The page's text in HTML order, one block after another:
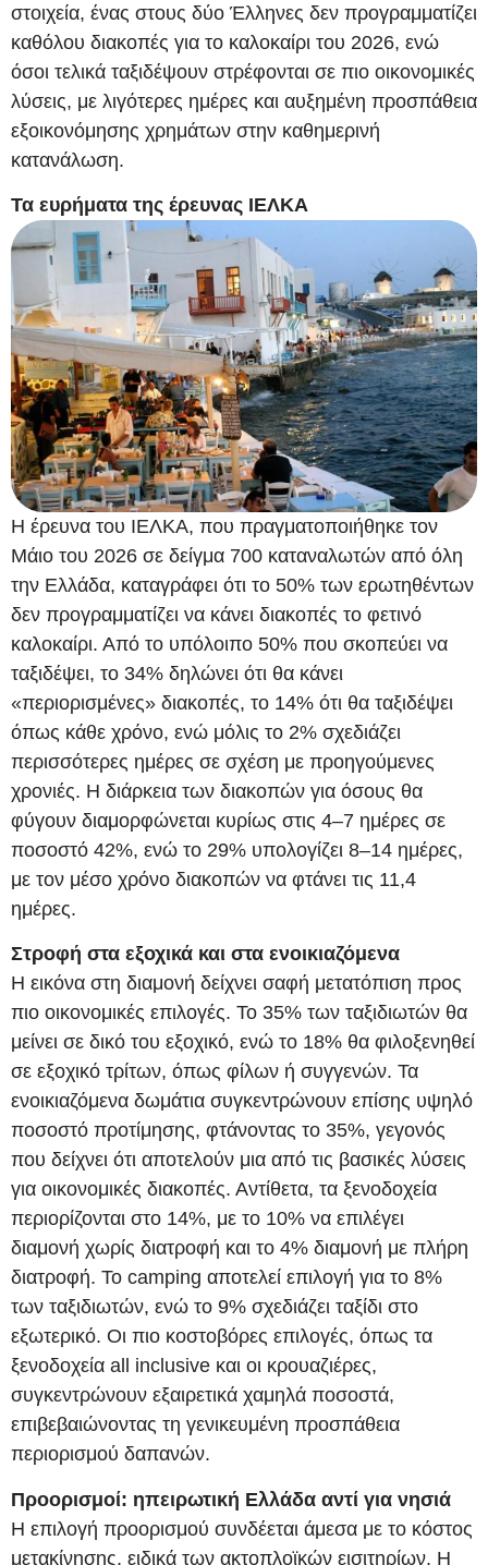
στοιχεία, ένας στους δύο Έλληνες δεν προγραμματίζει
καθόλου διακοπές για το καλοκαίρι του 2026, ενώ
όσοι τελικά ταξιδέψουν στρέφονται σε πιο οικονομικές
λύσεις, με λιγότερες ημέρες και αυξημένη προσπάθεια
εξοικονόμησης χρημάτων στην καθημερινή
κατανάλωση.
Τα ευρήματα της έρευνας ΙΕΛΚΑ
Η έρευνα του ΙΕΛΚΑ, που πραγματοποιήθηκε τον
Μάιο του 2026 σε δείγμα 700 καταναλωτών από όλη
την Ελλάδα, καταγράφει ότι το 50% των ερωτηθέντων
δεν προγραμματίζει να κάνει διακοπές το φετινό
καλοκαίρι. Από το υπόλοιπο 50% που σκοπεύει να
ταξιδέψει, το 34% δηλώνει ότι θα κάνει
«περιορισμένες» διακοπές, το 14% ότι θα ταξιδέψει
όπως κάθε χρόνο, ενώ μόλις το 2% σχεδιάζει
περισσότερες ημέρες σε σχέση με προηγούμενες
χρονιές. Η διάρκεια των διακοπών για όσους θα
φύγουν διαμορφώνεται κυρίως στις 4–7 ημέρες σε
ποσοστό 42%, ενώ το 29% υπολογίζει 8–14 ημέρες,
με τον μέσο χρόνο διακοπών να φτάνει τις 11,4
ημέρες.
Στροφή στα εξοχικά και στα ενοικιαζόμενα
Η εικόνα στη διαμονή δείχνει σαφή μετατόπιση προς
πιο οικονομικές επιλογές. Το 35% των ταξιδιωτών θα
μείνει σε δικό του εξοχικό, ενώ το 18% θα φιλοξενηθεί
σε εξοχικό τρίτων, όπως φίλων ή συγγενών. Τα
ενοικιαζόμενα δωμάτια συγκεντρώνουν επίσης υψηλό
ποσοστό προτίμησης, φτάνοντας το 35%, γεγονός
που δείχνει ότι αποτελούν μια από τις βασικές λύσεις
για οικονομικές διακοπές. Αντίθετα, τα ξενοδοχεία
περιορίζονται στο 14%, με το 10% να επιλέγει
διαμονή χωρίς διατροφή και το 4% διαμονή με πλήρη
διατροφή. Το camping αποτελεί επιλογή για το 8%
των ταξιδιωτών, ενώ το 9% σχεδιάζει ταξίδι στο
εξωτερικό. Οι πιο κοστοβόρες επιλογές, όπως τα
ξενοδοχεία all inclusive και οι κρουαζιέρες,
συγκεντρώνουν εξαιρετικά χαμηλά ποσοστά,
επιβεβαιώνοντας τη γενικευμένη προσπάθεια
περιορισμού δαπανών.
Προορισμοί: ηπειρωτική Ελλάδα αντί για νησιά
Η επιλογή προορισμού συνδέεται άμεσα με το κόστος
μετακίνησης, ειδικά των ακτοπλοϊκών εισιτηρίων. Η